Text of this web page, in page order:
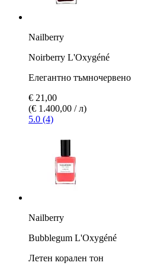
Nailberry
Noirberry L'Oxygéné
Елегантно тъмночервено
€ 21,00
(€ 1.400,00 / л)
5.0 (4)
Nailberry
Bubblegum L'Oxygéné
Летен корален тон